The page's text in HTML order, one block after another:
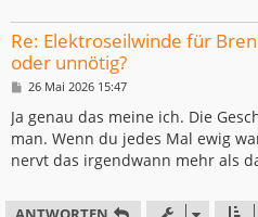
Re: Elektroseilwinde für
oder unnötig?
B
r
a
g
26 Mai 2026 15:47
Ja genau das meine ich. Die
man. Wenn du jedes Mal ewig
nervt das irgendwann mehr als